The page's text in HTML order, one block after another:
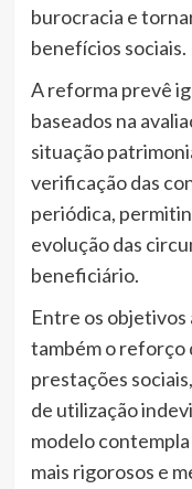
burocracia e
benefícios sociais.
A reforma prevê
baseados na
situação
verificação das
periódica,
evolução das
beneficiário.
Entre os objetivos
também o reforço
prestações
de utilização
modelo
mais rigorosos e